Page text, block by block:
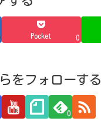
Pocket 0
をフォローする
0